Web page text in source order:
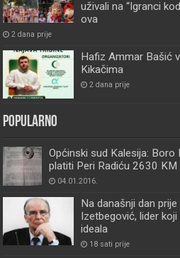
uživali na “Igranci
ova
2 dana prije
Hafiz Ammar Bašić
Kikačima
2 dana prije
Popularno
Općinski sud Kalesija:
platiti Peri Radiću 2630 KM
04.01.2016.
Na današnji dan
Izetbegović, lider
ideala
18 sati prije